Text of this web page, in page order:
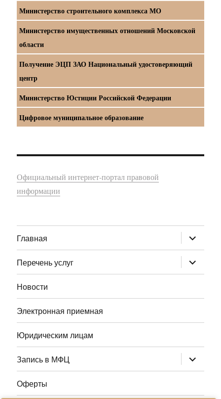
Министерство строительного комплекса МО
Министерство имущественных отношений Московской
области
Получение ЭЦП ЗАО Национальный удостоверяющий
центр
Министерство Юстиции Российской Федерации
Цифровое муниципальное образование
Официальный интернет-портал правовой
информации
Главная раскрыть
дочернее
меню
Перечень услуг
раскрыть
дочернее
меню
Новости
Электронная приемная
Юридическим лицам
Запись в МФЦ раскрыть
дочернее
меню
Оферты